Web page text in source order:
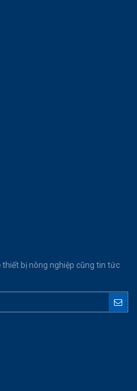
bị nông nghiệp cũng tin tức